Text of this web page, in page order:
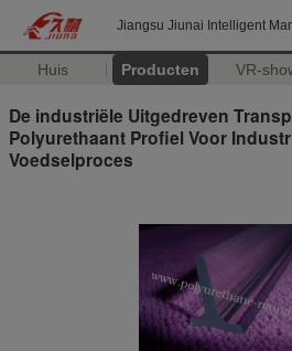
Jiangsu Jiunai Intelligent
Huis Producten VR-
De industriële Uitgedreven
Polyurethaant Profiel Voor
Voedselproces